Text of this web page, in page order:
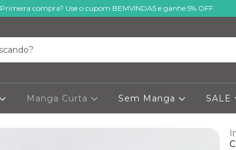
Primeira compra? Use o cupom BEMVINDA5 e ganhe 5% OFF
Manga Curta Sem Manga SALE